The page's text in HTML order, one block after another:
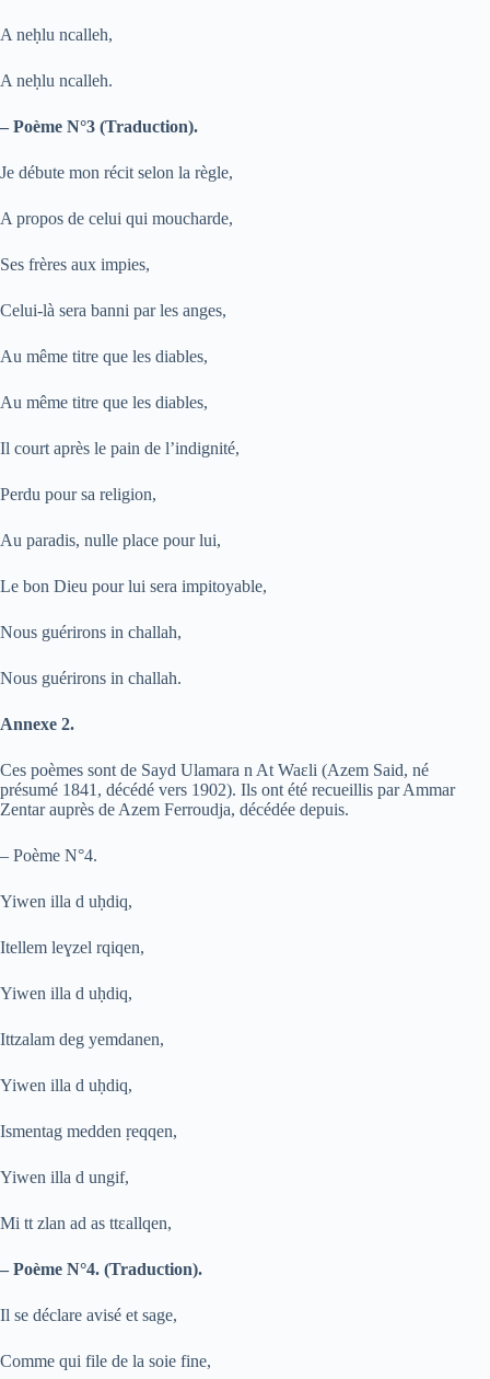
A neḥlu ncalleh,
A neḥlu ncalleh.
– Poème N°3 (Traduction).
Je débute mon récit selon la règle,
A propos de celui qui moucharde,
Ses frères aux impies,
Celui-là sera banni par les anges,
Au même titre que les diables,
Au même titre que les diables,
Il court après le pain de l’indignité,
Perdu pour sa religion,
Au paradis, nulle place pour lui,
Le bon Dieu pour lui sera impitoyable,
Nous guérirons in challah,
Nous guérirons in challah.
Annexe 2.
Ces poèmes sont de Sayd Ulamara n At Waɛli (Azem Said, né
présumé 1841, décédé vers 1902). Ils ont été recueillis par Ammar
Zentar auprès de Azem Ferroudja, décédée depuis.
– Poème N°4.
Yiwen illa d uḥdiq,
Itellem leɣzel rqiqen,
Yiwen illa d uḥdiq,
Ittzalam deg yemdanen,
Yiwen illa d uḥdiq,
Ismentag medden ṛeqqen,
Yiwen illa d ungif,
Mi tt zlan ad as ttɛallqen,
– Poème N°4. (Traduction).
Il se déclare avisé et sage,
Comme qui file de la soie fine,